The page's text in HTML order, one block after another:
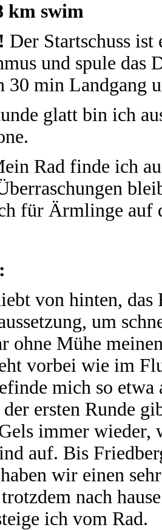
km swim
Der Startschuss
und spule
30 min Landgang
glatt bin ich
Rad finde ich
für Ärmlinge auf
von hinten,
um
ohne Mühe
vorbei wie im
mich so
ersten Runde
immer
auf. Bis
wir einen
nach
ich vom Rad.